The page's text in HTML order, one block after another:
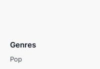
Genres
Pop